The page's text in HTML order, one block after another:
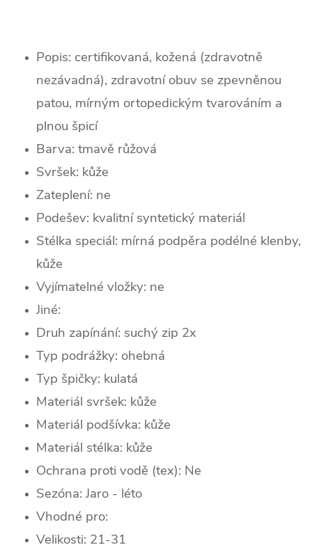
Popis: certifikovaná, kožená (zdravotně
nezávadná), zdravotní obuv se zpevněnou
patou, mírným ortopedickým tvarováním a
plnou špicí
Barva: tmavě růžová
Svršek: kůže
Zateplení: ne
Podešev: kvalitní syntetický materiál
Stélka speciál: mírná podpěra podélné klenby,
kůže
Vyjímatelné vložky: ne
Jiné:
Druh zapínání: suchý zip 2x
Typ podrážky: ohebná
Typ špičky: kulatá
Materiál svršek: kůže
Materiál podšívka: kůže
Materiál stélka: kůže
Ochrana proti vodě (tex): Ne
Sezóna: Jaro - léto
Vhodné pro:
Velikosti: 21-31